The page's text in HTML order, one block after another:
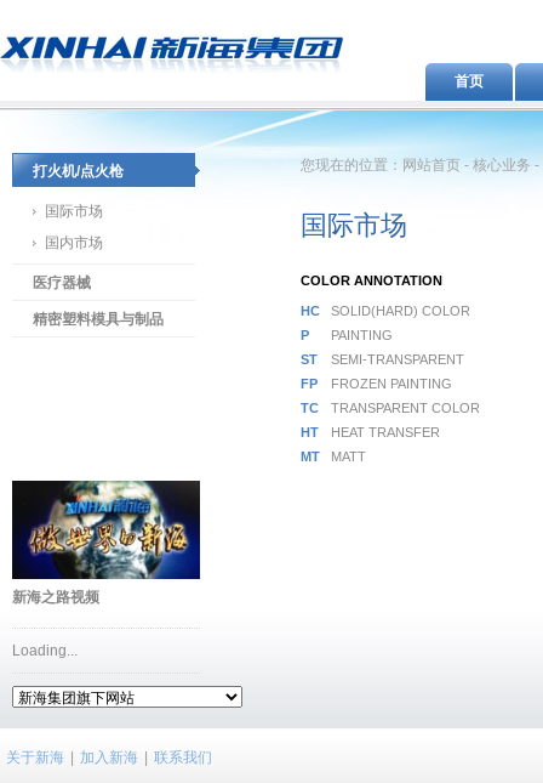
首页
打火机/点火枪
国际市场
国内市场
医疗器械
精密塑料模具与制品
新海之路视频
Loading...
您现在的位置：网站首页 - 核心业务
国际市场
COLOR ANNOTATION
HC
SOLID(HARD) COLOR
P
PAINTING
ST
SEMI-TRANSPARENT
FP
FROZEN PAINTING
TC
TRANSPARENT COLOR
HT
HEAT TRANSFER
MT
MATT
关于新海 加入新海 联系我们